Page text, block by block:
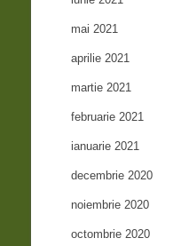
mai 2021
aprilie 2021
martie 2021
februarie 2021
ianuarie 2021
decembrie 2020
noiembrie 2020
octombrie 2020